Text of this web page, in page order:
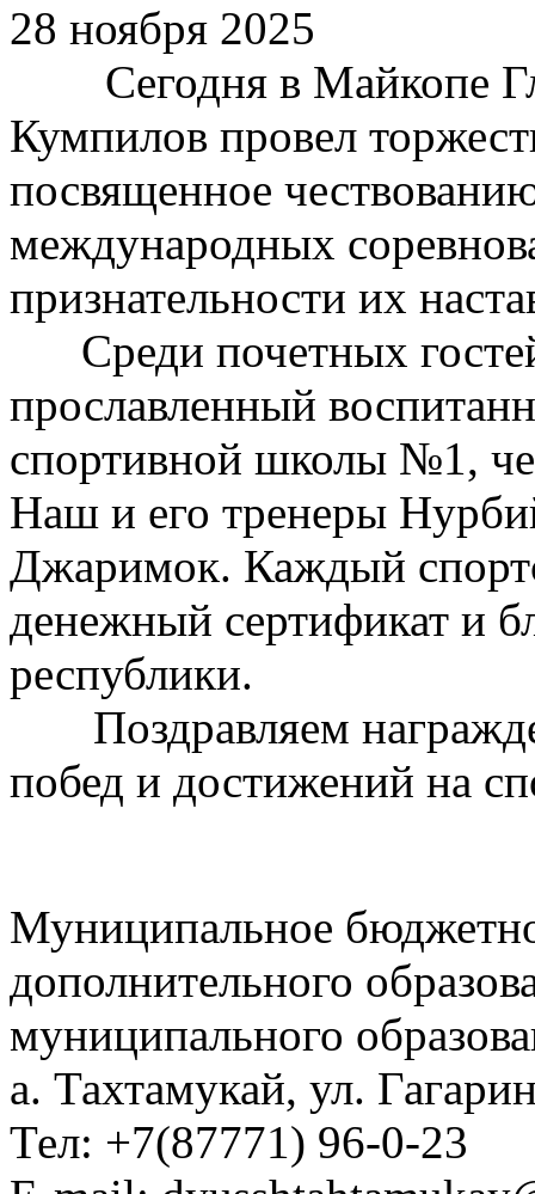
28 ноября 2025
Сегодня в Майкопе
Кумпилов провел
посвященное
международных
признательности их
Среди почетных
прославленный
спортивной школы №1,
Наш и его тренеры
Джаримок. Каждый
денежный сертификат и
республики.
Поздравляем
побед и достижений на
Муниципальное
дополнительного
муниципального
а. Тахтамукай, ул.
Тел: +7(87771) 96-0-23